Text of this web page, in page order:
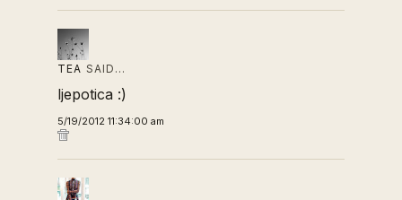
TEA SAID…
ljepotica :)
5/19/2012 11:34:00 am